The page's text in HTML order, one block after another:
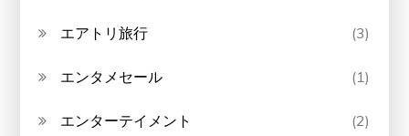
エアトリ旅行 (3)
エンタメセール (1)
エンターテイメント (2)